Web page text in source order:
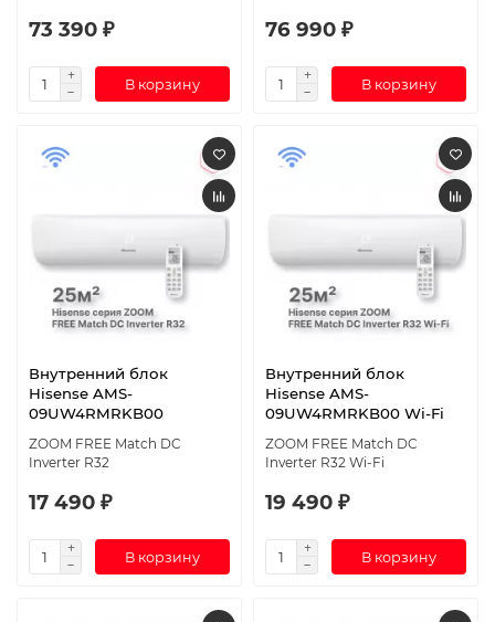
73 390 ₽
В корзину
76 990 ₽
В корзину
Внутренний блок
Hisense AMS-
09UW4RMRKB00
ZOOM FREE Match DC
Inverter R32
17 490 ₽
В корзину
Внутренний блок
Hisense AMS-
09UW4RMRKB00 Wi-Fi
ZOOM FREE Match DC
Inverter R32 Wi-Fi
19 490 ₽
В корзину